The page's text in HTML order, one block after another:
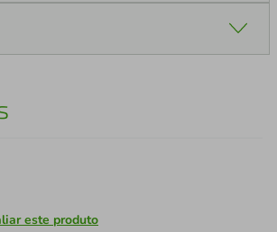
este produto